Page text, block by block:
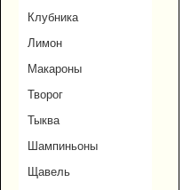
Клубника
Лимон
Макароны
Творог
Тыква
Шампиньоны
Щавель